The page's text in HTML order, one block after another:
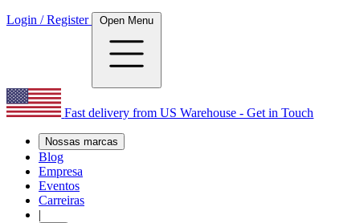
Login / Register Open Menu
Fast delivery from US Warehouse - Get in Touch
Nossas marcas
Blog
Empresa
Eventos
Carreiras
|